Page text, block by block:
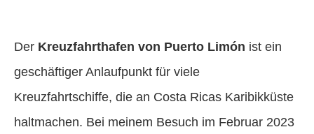
Der Kreuzfahrthafen von Puerto Limón ist ein
geschäftiger Anlaufpunkt für viele
Kreuzfahrtschiffe, die an Costa Ricas Karibikküste
haltmachen. Bei meinem Besuch im Februar 2023